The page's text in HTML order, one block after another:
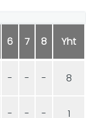
6 7 8 Yht
- - - 8
- - - 1